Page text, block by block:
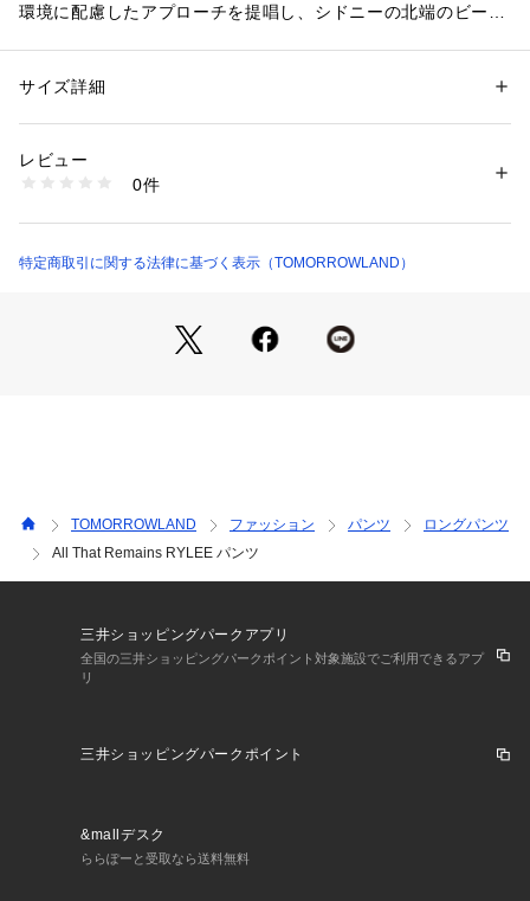
環境に配慮したアプローチを提唱し、シドニーの北端のビーチ
地や製造方法まで、自然と調和したコレクションを展開してい
量限定の生産により長く大切にされるラグジュアリーなアイテ
ムを生み出しています。
さい
店舗にお問い合わせの際は、下記の商品番号をお申し付けくだ
性別：レディース
素材：コットン100％
洗濯：洗濯機、漂白不可、タンブル乾燥不可、自然乾燥、アイロン仕上げ
可、ドライ可、ウエットクリーニング可
商品番号：1095000024374 （モール）
サイズ詳細
レビュー
0件
特定商取引に関する法律に基づく表示（TOMORROWLAND）
TOMORROWLAND ファッション パンツ
ロングパンツ
All That Remains RYLEE パンツ
三井ショッピングパークアプリ
全国の三井ショッピングパークポイント対象施設でご利用できるアプ
リ
三井ショッピングパークポイント
&mallデスク
ららぽーと受取なら送料無料